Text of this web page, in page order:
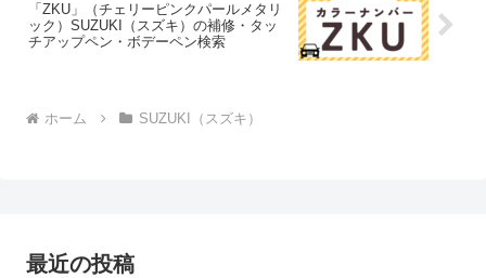
「ZKU」（チェリーピンクパールメタリ
ック）SUZUKI（スズキ）の補修・タッ
チアップペン・ボデーペン検索
ホーム SUZUKI（スズキ）
最近の投稿